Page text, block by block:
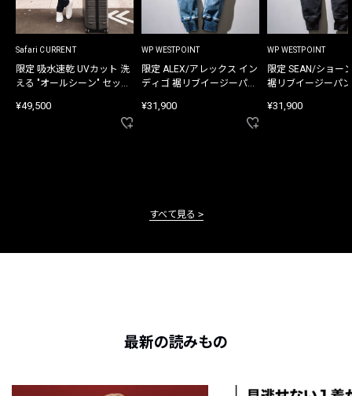
Safari CURRENT
限定 吸水速乾 UVカット 洗
える "オールシーン" セット
¥49,500
WP WESTPOINT
限定 ALEX/アレックス イン
ディゴ 裾リブイージーパン
¥31,900
WP WESTPOINT
限定 SEAN/ショー
裾リブイージーパ
¥31,900
すべて見る
最新の読みもの